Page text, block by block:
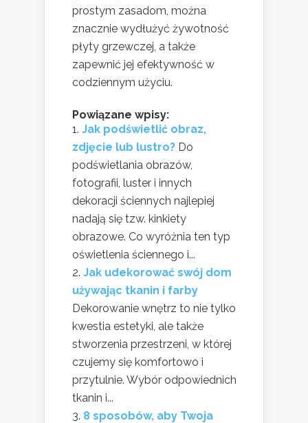
prostym zasadom, można
znacznie wydłużyć żywotność
płyty grzewczej, a także
zapewnić jej efektywność w
codziennym użyciu.
Powiązane wpisy:
Jak podświetlić obraz,
zdjęcie lub lustro? Do
podświetlania obrazów,
fotografii, luster i innych
dekoracji ściennych najlepiej
nadają się tzw. kinkiety
obrazowe. Co wyróżnia ten typ
oświetlenia ściennego i...
Jak udekorować swój dom
używając tkanin i farby
Dekorowanie wnętrz to nie tylko
kwestia estetyki, ale także
stworzenia przestrzeni, w której
czujemy się komfortowo i
przytulnie. Wybór odpowiednich
tkanin i...
8 sposobów, aby Twoja